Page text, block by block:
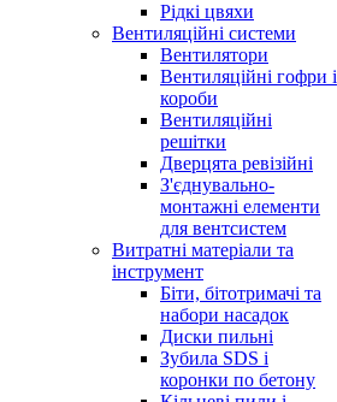
Рідкі цвяхи
Вентиляційні системи
Вентилятори
Вентиляційні гофри і
короби
Вентиляційні
решітки
Дверцята ревізійні
З'єднувально-
монтажні елементи
для вентсистем
Витратні матеріали та
інструмент
Біти, бітотримачі та
набори насадок
Диски пильні
Зубила SDS і
коронки по бетону